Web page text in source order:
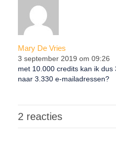
Mary De Vries
3 september 2019 om 09:26
met 10.000 credits kan ik
naar 3.330 e-mailadressen?
2 reacties